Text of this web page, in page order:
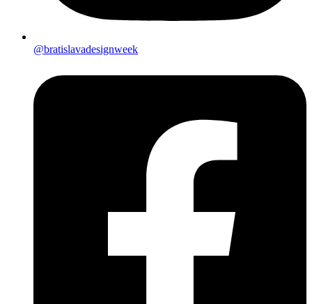
@bratislavadesignweek